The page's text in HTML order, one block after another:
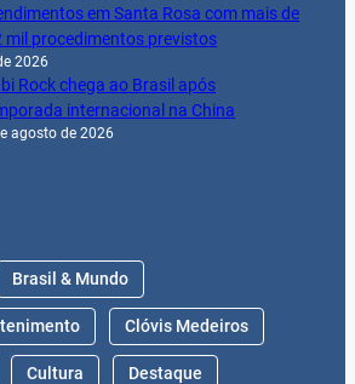
em Santa Rosa com mais de
mil procedimentos previstos
2026
Rock chega ao Brasil após
internacional na China
agosto de 2026
Brasil & Mundo
Clóvis Medeiros
Cultura Destaque